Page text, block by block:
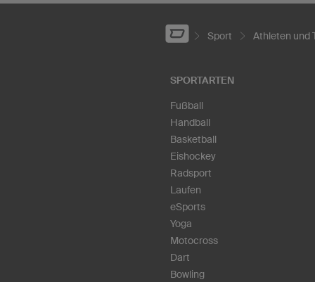
Sport Athleten und
SPORTARTEN
Fußball
Handball
Basketball
Eishockey
Radsport
Laufen
eSports
Yoga
Motocross
Dart
Bowling